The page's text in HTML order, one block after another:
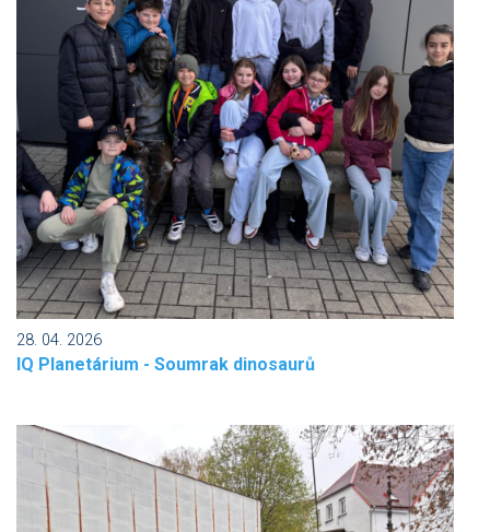
28. 04. 2026
IQ Planetárium - Soumrak dinosaurů